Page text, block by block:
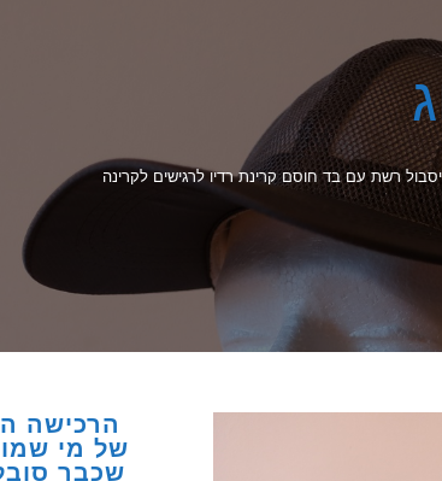
רשת עם בד חוסם קרינת רדיו לרגישים לקרינה
הרכישה
של מי
שכבר